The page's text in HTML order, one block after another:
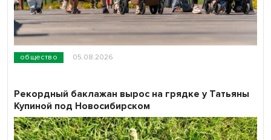
общество 05.08.2026
Рекордный баклажан вырос на грядке у Татьяны
Купиной под Новосибирском